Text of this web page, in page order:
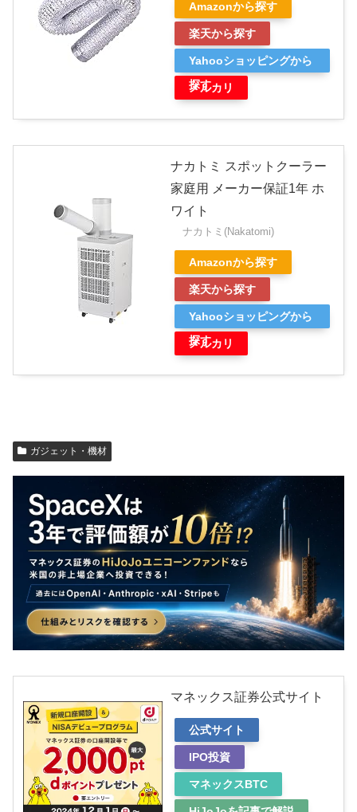
Amazonから探す
楽天から探す
Yahooショッピングから
探す
メルカリ
ナカトミ スポットクーラー
家庭用 メーカー保証1年 ホ
ワイト
ナカトミ(Nakatomi)
Amazonから探す
楽天から探す
Yahooショッピングから
探す
メルカリ
ガジェット・機材
マネックス証券公式サイト
公式サイト
IPO投資
マネックスBTC